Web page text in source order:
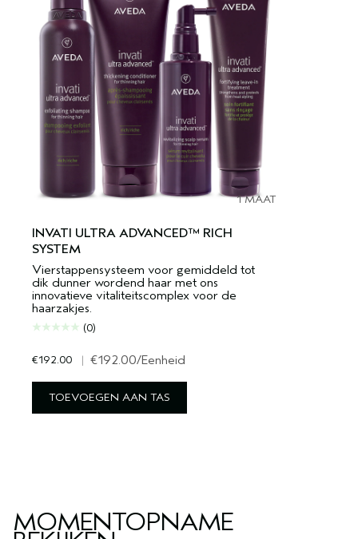
1 MAAT
INVATI ULTRA ADVANCED™ RICH
SYSTEM
Vierstappensysteem voor gemiddeld tot
dik dunner wordend haar met ons
innovatieve vitaliteitscomplex voor de
haarzakjes.
(0)
€192.00 | €192.00/Eenheid
TOEVOEGEN AAN TAS
MOMENTOPNAME